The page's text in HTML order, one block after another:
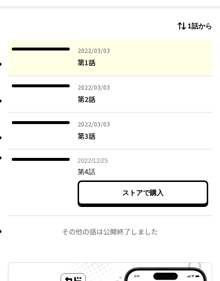
だが、大学入学を機に3人暮らしを始めたことをきっかけに、夜永
をめぐる綴と語の関係には次第に綻びが生じ始める。そんなある
日、夜永の前に八神（やがみ）という男が現れて……。
美しい狂気を孕んだ禁断の愛憎ストーリー、ここに開幕。
1話から
2022/03/03
2022年03月03日
第1話
2022/03/03
2022年03月03日
第2話
2022/03/03
2022年03月03日
第3話
2022/12/25
2022年12月25日
第4話
ストアで購入
その他の話は公開終了しました